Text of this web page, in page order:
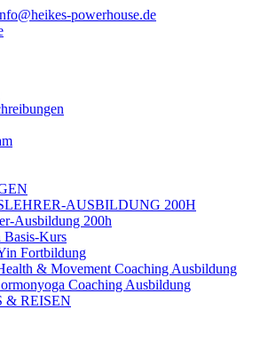
powerhouse.de
AUSBILDUNG 200H
Ausbildung 200h
Basis-Kurs
Fortbildung
& Movement Coaching Ausbildung
Coaching Ausbildung
& REISEN